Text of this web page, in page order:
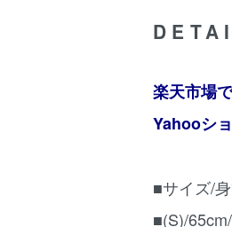
楽天市場
Yahooシ
■サイズ/
■(S)/